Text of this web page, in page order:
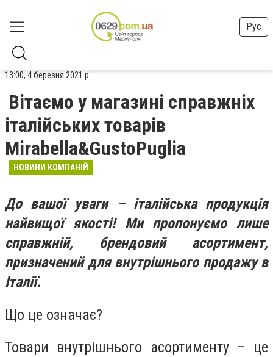
Рус
13:00, 4 березня 2021 р.
Вітаємо у магазині справжніх
італійських товарів
Mirabella&GustoPuglia
НОВИНИ КОМПАНІЙ
До вашої уваги – італійська продукція
найвищої якості! Ми пропонуємо лише
справжній, брендовий асортимент,
призначений для внутрішнього продажу в
Італії.
Що це означає?
Товари внутрішнього асортименту – це